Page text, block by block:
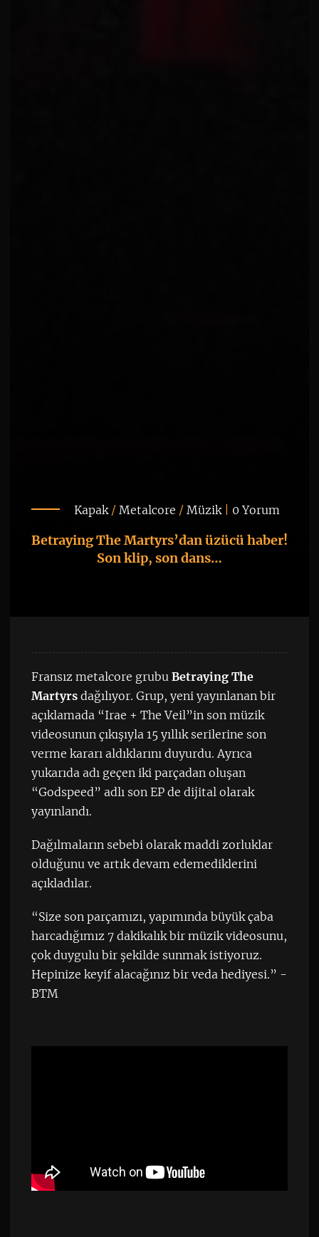
Kapak/ Metalcore / Müzik| 0 Yorum
Betraying The Martyrs’dan üzücü haber!
Son klip, son dans…
Fransız metalcore grubu Betraying The
Martyrsdağılıyor. Grup, yeni yayınlanan bir
açıklamada “Irae + The Veil”in son müzik
videosunun çıkışıyla 15 yıllık serilerine son
verme kararı aldıklarını duyurdu. Ayrıca
yukarıda adı geçen iki parçadan oluşan
“Godspeed” adlı son EP de dijital olarak
yayınlandı.
Dağılmaların sebebi olarak maddi zorluklar
olduğunu ve artık devam edemediklerini
açıkladılar.
“Size son parçamızı, yapımında büyük çaba
harcadığımız 7 dakikalık bir müzik videosunu,
çok duygulu bir şekilde sunmak istiyoruz.
Hepinize keyif alacağınız bir veda hediyesi.” -
BTM